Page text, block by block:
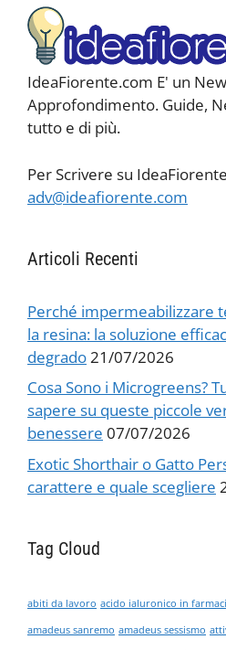
IdeaFiorente.com E' un
Approfondimento. Guide,
tutto e di più.
Per Scrivere su
adv@ideafiorente.com
Articoli Recenti
Perché impermeabilizzare
la resina: la soluzione
degrado 21/07/2026
Cosa Sono i Microgreens?
sapere su queste piccole
benessere 07/07/2026
Exotic Shorthair o Gatto
carattere e quale scegliere
Tag Cloud
abiti da lavoro acido ialuronico in
amadeus sanremo amadeus sessismo